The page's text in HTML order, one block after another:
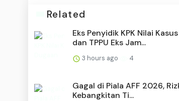
Related
Eks Penyidik KPK Nilai
dan TPPU Eks Jam...
3 hours ago 4
Gagal di Piala AFF 2026,
Kebangkitan Ti...